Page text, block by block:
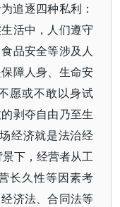
追逐四种私利：
活中，人们遵守
品安全等涉及人
障人身、生命安
愿或不敢以身试
剥夺自由乃至生
经济就是法治经
下，经营者从工
长久性等因素考
济法、合同法等